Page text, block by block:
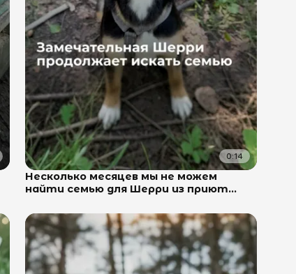
0:14
Несколько месяцев мы не можем
найти семью для Шерри из приют...